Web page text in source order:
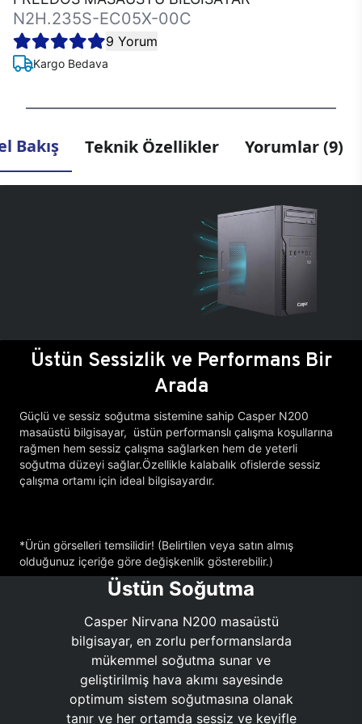
N2H.235S-EC05X-00C
9 Yorum
Kargo Bedava
Bakış Teknik Özellikler Yorumlar (9)
Üstün Sessizlik ve Performans Bir
Arada
Güçlü ve sessiz soğutma sistemine sahip Casper N200
masaüstü bilgisayar, üstün performanslı çalışma koşullarına
rağmen hem sessiz çalışma sağlarken hem de yeterli
soğutma düzeyi sağlar.Özellikle kalabalık ofislerde sessiz
çalışma ortamı için ideal bilgisayardır.
*Ürün görselleri temsilidir! (Belirtilen veya satın almış
olduğunuz içeriğe göre değişkenlik gösterebilir.)
Üstün Soğutma
Casper Nirvana N200 masaüstü
bilgisayar, en zorlu performanslarda
mükemmel soğutma sunar ve
geliştirilmiş hava akımı sayesinde
optimum sistem soğutmasına olanak
tanır ve her ortamda sessiz ve keyifle